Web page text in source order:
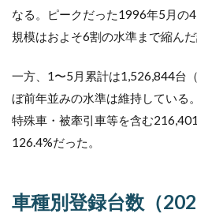
（2026
年5
3
小型
車は
8か
「5
月と
なる。ピークだった1996年5月の
規模はおよそ6割の水準まで縮んだ
一方、1〜5月累計は1,526,844台
ぼ前年並みの水準は維持している
特殊車・被牽引車等を含む
126.4%だった。
車種別登録台数（